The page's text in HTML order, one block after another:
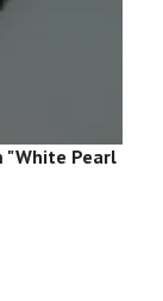
"White Pearl